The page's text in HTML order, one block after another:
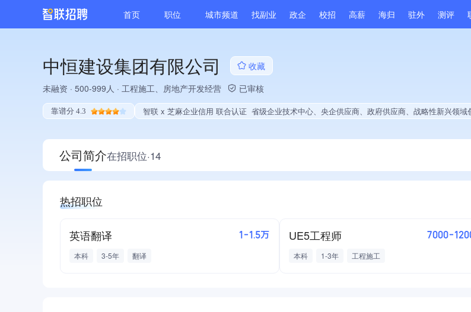
首页 职位 城市频道 找副业 政企 校招 高薪 海归 驻外 测评
中恒建设集团有限公司
收藏
未融资 · 500-999人 · 工程施工、房地产开发经营 已审核
靠谱分 4.3 智联 x 芝麻企业信用 联合认证 省级企业技术中心、央企供应商、政府供应商、战略性新兴领域创新能力、绝对控股17家公司、薪资水平全省同行前10%、A级纳税人、水利建设信用AAA级、水利建设信用AA级、守合同重信用企业、劳动保障诚信A级、知名品牌供应商、多产业布局、拥有节能环保技术、拥有发明专利、专利授权量同领域前5%、技术布局行业领先、拥有绿色低碳技术、经营年限全国同行前5%、集团核心成员、权威管理体系认证、大学生就业贡献、2025年公开项目中标、
公司简介在招职位·14
热招职位
英语翻译 1-1.5万
本科 3-5年 翻译
UE5工程师 7000-
本科 1-3年 工程施工